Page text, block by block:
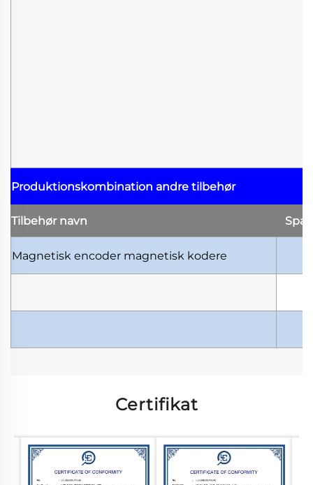
Produktionskombination andre tilbehør
Tilbehør navn
Magnetisk encoder magnetisk kodere
Certifikat